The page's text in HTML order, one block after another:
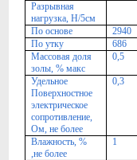
Разрывная
нагрузка, Н/5см
По основе
2940
По утку
686
Массовая доля
золы, % макс
0,5
Удельное
Поверхностное
электрическое
сопротивление,
Ом, не более
0,3
Влажность, %
,не более
1